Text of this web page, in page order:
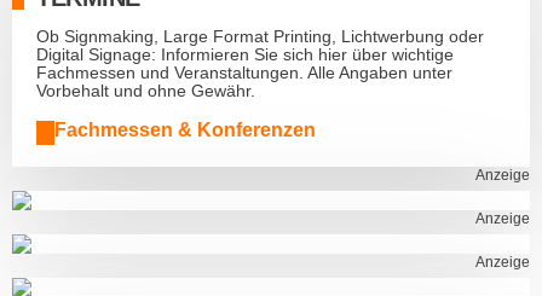
Ob Signmaking, Large Format Printing, Lichtwerbung oder
Digital Signage: Informieren Sie sich hier über wichtige
Fachmessen und Veranstaltungen. Alle Angaben unter
Vorbehalt und ohne Gewähr.
Fachmessen & Konferenzen
Anzeige
Anzeige
Anzeige